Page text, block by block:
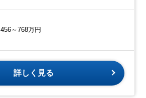
456～768万円
詳しく見る